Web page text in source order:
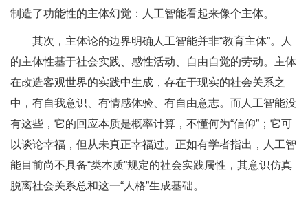
制造了功能性的主体幻觉：人工智能看起来像个主体。
其次，主体论的边界明确人工智能并非“教育主体”。人
的主体性基于社会实践、感性活动、自由自觉的劳动。主体
在改造客观世界的实践中生成，存在于现实的社会关系之
中，有自我意识、有情感体验、有自由意志。而人工智能没
有这些，它的回应本质是概率计算，不懂何为“信仰”；它可
以谈论幸福，但从未真正幸福过。正如有学者指出，人工智
能目前尚不具备“类本质”规定的社会实践属性，其意识仿真
脱离社会关系总和这一“人格”生成基础。